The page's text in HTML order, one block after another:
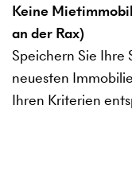
Keine
an der Rax)
Speichern Sie Ihre
neuesten
Ihren Kriterien